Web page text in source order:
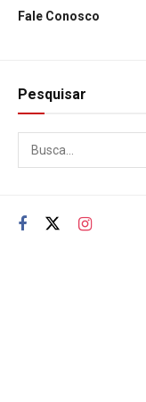
Fale Conosco
Pesquisar